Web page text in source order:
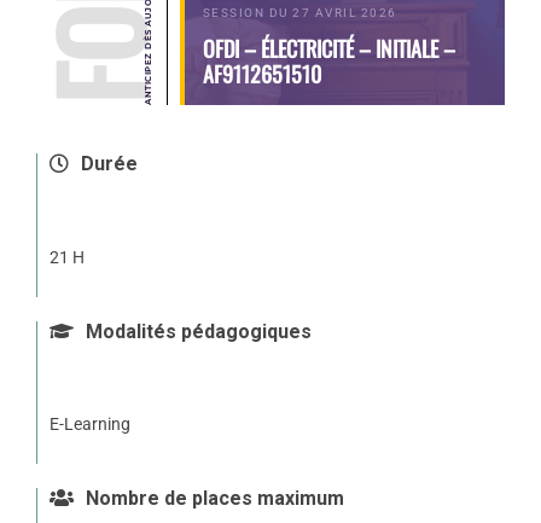
SESSION DU 27 AVRIL 2026
OFDI – ÉLECTRICITÉ – INITIALE –
AF9112651510
Durée
21 H
Modalités pédagogiques
E-Learning
Nombre de places maximum